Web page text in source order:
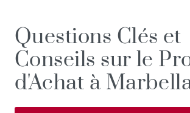
Questions Clés et
Conseils sur le
d'Achat à